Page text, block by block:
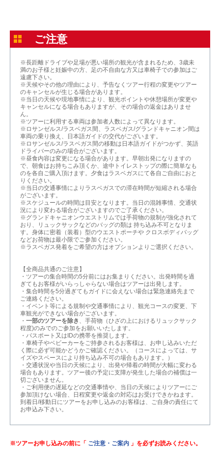
ご注意
※長距離ドライブや足場が悪い場所の観光が含まれるため、3歳未
満のお子様と妊娠中の方、足の不自由な方又は車椅子での参加はご
遠慮下さい。
※天候やその他の理由により、予告なくツアー行程の変更やツアー
のキャンセルが生じる場合があります。
※当日の天候や現地事情により、観光ポイントや休憩場所が変更や
キャンセルになる場合もありますが、その場合の返金はありませ
ん。
※ツアーに利用する車両は参加者人数によって異なります。
※ロサンゼルス/ラスベガス間、ラスベガス/グランドキャニオン間は
車両の乗り換え、日本語ガイドの交代がございます。
※ロサンゼルス/ラスベガス間の移動は日本語ガイドがつかず、英語
ドライバーのみの場合がございます。
※昼食内容は変更になる場合があります。早朝出発になりますの
で、朝食はお持ちこみ頂くか、途中トイレストップの際に簡単なも
のを各自ご購入頂けます。夕食はラスベガスにて各自ご自由におと
りください。
※当日の交通事情によりラスベガスでの滞在時間が短縮される場合
がございます。
※スケジュールの時間は目安となります。当日の混雑事情、交通状
況により変わる場合がございますのでご了承ください。
※グランドキャニオンウエストリムでは手荷物の規制が強化されて
おり、リュックサックなどのバッグの類は 持ち込み不可となりま
す。身体に密着（装着）型のウエストポーチや クロスボディバッグ
などお荷物は最小限でご参加ください。
※ラスベガス発着をご希望の方はオプションよりご選択ください。
【全商品共通のご注意】
・ツアーの集合時間の5分前にはお集まりください。出発時間を過
ぎてもお客様がいらっしゃらない場合はツアーは出発します。
・集合時間を5分過ぎてもガイドに会えない場合は緊急連絡先まで
ご連絡ください。
・イベント等による規制や交通事情により、観光コースの変更、下
車観光ができない場合がございます。
・ 一部のツアーを除き
、手荷物（ひざの上におけるリュックサック
程度)のみでのご参加をお願いいたします。
・パスポート又はIDの携帯を推奨します。
・車椅子やベビーカーをご持参されるお客様は、お申し込みいただ
く際に必ず可能かどうかご確認ください。（コースによっては、サ
イズやスペースにより持ち込み不可の場合もあります。）
・交通状況や当日の天候により、出発や帰着の時間が大幅に変わる
場合もあります。ツアー後の予定に支障が発生した場合の補償は一
切ございません。
・ご利用便の遅延などの交通事情や、当日の天候によりツアーにご
参加頂けない場合、日程変更や返金の対応はお受けできかねます。
到着日/移動日にツアーをお申し込みのお客様は、ご自身の責任にて
お申込み下さい。
※ツアーお申し込みの前に「 ご注意・ご案内 」を必ずお読みください。